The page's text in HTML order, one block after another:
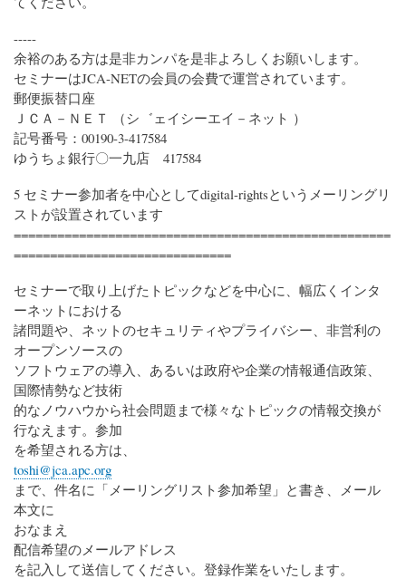
-----
余裕のある方は是非カンパを是非よろしくお願いします。
セミナーはJCA-NETの会員の会費で運営されています。
郵便振替口座
ＪＣＡ－ＮＥＴ （シ゛ェイシーエイ－ネット ）
記号番号：00190-3-417584
ゆうちょ銀行〇一九店 417584
5 セミナー参加者を中心としてdigital-rightsというメーリングリ
ストが設置されています
====================================================
==============================
セミナーで取り上げたトピックなどを中心に、幅広くインタ
ーネットにおける
諸問題や、ネットのセキュリティやプライバシー、非営利の
オープンソースの
ソフトウェアの導入、あるいは政府や企業の情報通信政策、
国際情勢など技術
的なノウハウから社会問題まで様々なトピックの情報交換が
行なえます。参加
を希望される方は、
toshi@jca.apc.org
まで、件名に「メーリングリスト参加希望」と書き、メール
本文に
おなまえ
配信希望のメールアドレス
を記入して送信してください。登録作業をいたします。